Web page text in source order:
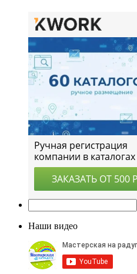
Наши видео